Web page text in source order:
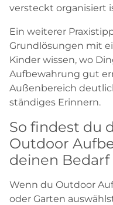
versteckt organisiert
Ein weiterer
Grundlösungen mit
Kinder wissen, wo
Aufbewahrung gut
Außenbereich
ständiges Erinnern.
So findest du
Outdoor
deinen Bedarf
Wenn du Outdoor
oder Garten